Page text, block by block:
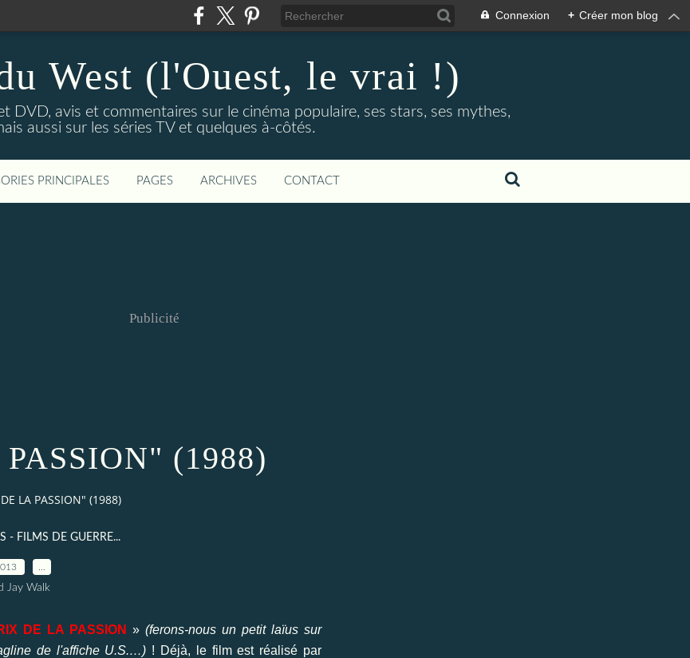
Connexion + Créer mon blog
West (l'Ouest, le vrai !)
DVD, avis et commentaires sur le cinéma populaire, ses stars, ses mythes,
aussi sur les séries TV et quelques à-côtés.
PRINCIPALES PAGES ARCHIVES CONTACT
Publicité
(1988)
LA PASSION" (1988)
- FILMS DE GUERRE...
Jay Walk
DE LA PASSION » (ferons-nous un petit laïus sur
de l'affiche U.S.…) ! Déjà, le film est réalisé par